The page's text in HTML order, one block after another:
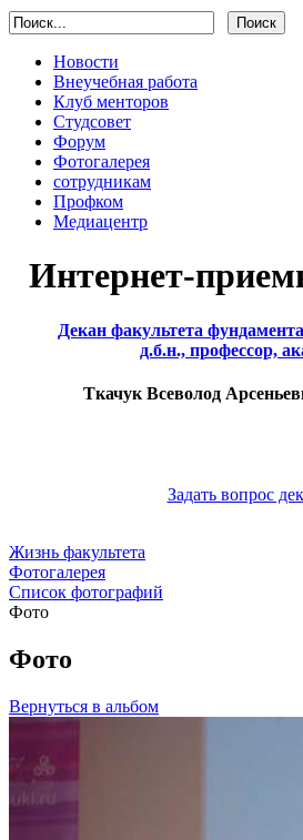
Новости
Внеучебная работа
Клуб менторов
Студсовет
Форум
Фотогалерея
сотрудникам
Профком
Медиацентр
Интернет-
Декан факультета
д.б.н., профессор,
Ткачук Всеволод
Задать вопрос
Жизнь факультета
Фотогалерея
Список фотографий
Фото
Фото
Вернуться в альбом